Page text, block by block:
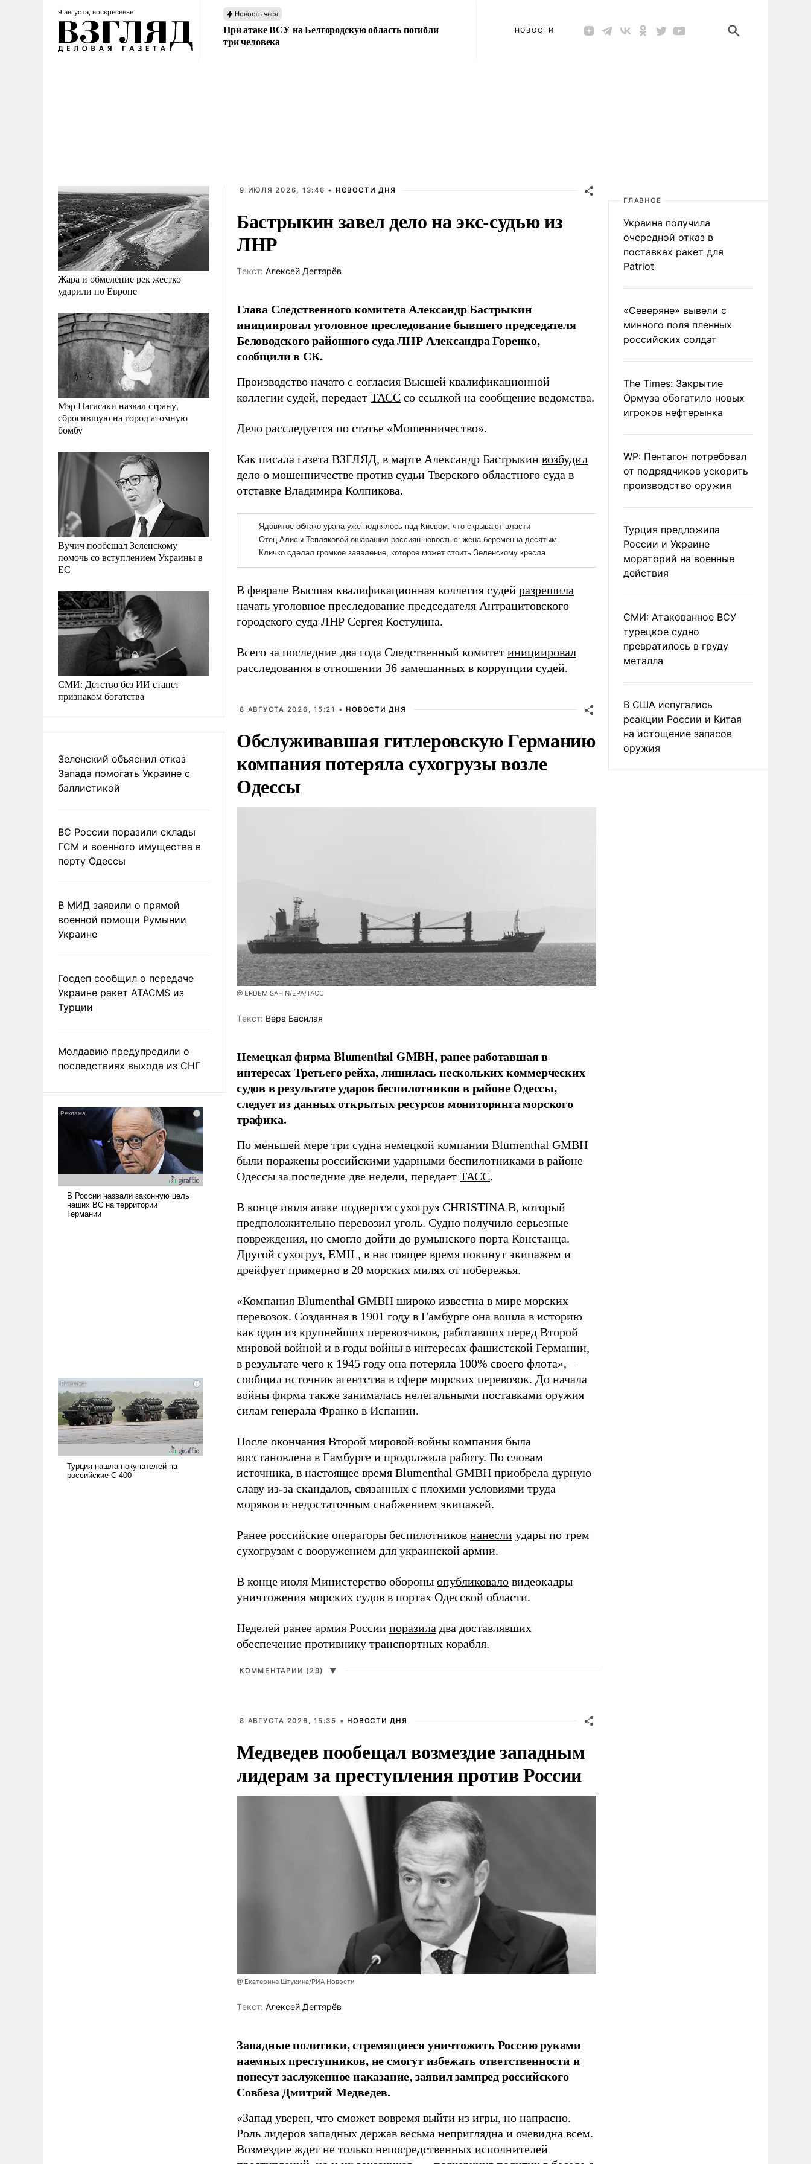
9 августа, воскресенье Новость часа
При атаке ВСУ на Белгородскую область погибли
три человека
НОВОСТИ
Жара и обмеление рек жестко
ударили по Европе
Мэр Нагасаки назвал страну,
сбросившую на город атомную
бомбу
Вучич пообещал Зеленскому
помочь со вступлением Украины в
ЕС
СМИ: Детство без ИИ станет
признаком богатства
Зеленский объяснил отказ
Запада помогать Украине с
баллистикой
ВС России поразили склады
ГСМ и военного имущества в
порту Одессы
В МИД заявили о прямой
военной помощи Румынии
Украине
Госдеп сообщил о передаче
Украине ракет ATACMS из
Турции
Молдавию предупредили о
последствиях выхода из СНГ
9 ИЮЛЯ 2026, 13:46 • НОВОСТИ ДНЯ
Бастрыкин завел дело на экс-судью из
ЛНР
Tекст: Алексей Дегтярёв
Глава Следственного комитета Александр Бастрыкин
инициировал уголовное преследование бывшего председателя
Беловодского районного суда ЛНР Александра Горенко,
сообщили в СК.
Производство начато с согласия Высшей квалификационной
коллегии судей, передает ТАСС со ссылкой на сообщение ведомства.
Дело расследуется по статье «Мошенничество».
Как писала газета ВЗГЛЯД, в марте Александр Бастрыкин возбудил
дело о мошенничестве против судьи Тверского областного суда в
отставке Владимира Колпикова.
В феврале Высшая квалификационная коллегия судей разрешила
начать уголовное преследование председателя Антрацитовского
городского суда ЛНР Сергея Костулина.
Всего за последние два года Следственный комитет инициировал
расследования в отношении 36 замешанных в коррупции судей.
8 АВГУСТА 2026, 15:21 • НОВОСТИ ДНЯ
Обслуживавшая гитлеровскую Германию
компания потеряла сухогрузы возле
Одессы
@ ERDEM SAHIN/EPA/ТАСС
Tекст: Вера Басилая
Немецкая фирма Blumenthal GMBH, ранее работавшая в
интересах Третьего рейха, лишилась нескольких коммерческих
судов в результате ударов беспилотников в районе Одессы,
следует из данных открытых ресурсов мониторинга морского
трафика.
По меньшей мере три судна немецкой компании Blumenthal GMBH
были поражены российскими ударными беспилотниками в районе
Одессы за последние две недели, передает ТАСС.
В конце июля атаке подвергся сухогруз CHRISTINA B, который
предположительно перевозил уголь. Судно получило серьезные
повреждения, но смогло дойти до румынского порта Констанца.
Другой сухогруз, EMIL, в настоящее время покинут экипажем и
дрейфует примерно в 20 морских милях от побережья.
«Компания Blumenthal GMBH широко известна в мире морских
перевозок. Созданная в 1901 году в Гамбурге она вошла в историю
как один из крупнейших перевозчиков, работавших перед Второй
мировой войной и в годы войны в интересах фашистской Германии,
в результате чего к 1945 году она потеряла 100% своего флота», –
сообщил источник агентства в сфере морских перевозок. До начала
войны фирма также занималась нелегальными поставками оружия
силам генерала Франко в Испании.
После окончания Второй мировой войны компания была
восстановлена в Гамбурге и продолжила работу. По словам
источника, в настоящее время Blumenthal GMBH приобрела дурную
славу из-за скандалов, связанных с плохими условиями труда
моряков и недостаточным снабжением экипажей.
Ранее российские операторы беспилотников нанесли удары по трем
сухогрузам с вооружением для украинской армии.
В конце июля Министерство обороны опубликовало видеокадры
уничтожения морских судов в портах Одесской области.
Неделей ранее армия России поразила два доставлявших
обеспечение противнику транспортных корабля.
КОММЕНТАРИИ (29) ▼
8 АВГУСТА 2026, 15:35 • НОВОСТИ ДНЯ
Медведев пообещал возмездие западным
лидерам за преступления против России
@ Екатерина Штукина/РИА Новости
Tекст: Алексей Дегтярёв
Западные политики, стремящиеся уничтожить Россию руками
наемных преступников, не смогут избежать ответственности и
понесут заслуженное наказание, заявил зампред российского
Совбеза Дмитрий Медведев.
«Запад уверен, что сможет вовремя выйти из игры, но напрасно.
Роль лидеров западных держав весьма неприглядна и очевидна всем.
Возмездие ждет не только непосредственных исполнителей
ГЛАВНОЕ
Украина получила
очередной отказ в
поставках ракет для
Patriot
«Северяне» вывели с
минного поля пленных
российских солдат
The Times: Закрытие
Ормуза обогатило новых
игроков нефтерынка
WP: Пентагон потребовал
от подрядчиков ускорить
производство оружия
Турция предложила
России и Украине
мораторий на военные
действия
СМИ: Атакованное ВСУ
турецкое судно
превратилось в груду
металла
В США испугались
реакции России и Китая
на истощение запасов
оружия